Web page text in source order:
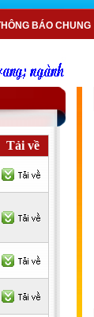
BÁO CHUNG
Tải về